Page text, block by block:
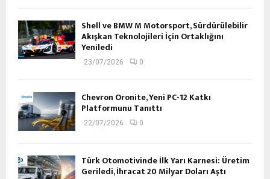
Shell ve BMW M Motorsport, Sürdürülebilir
Akışkan Teknolojileri İçin Ortaklığını
Yeniledi
23/07/2026 0
Chevron Oronite, Yeni PC-12 Katkı
Platformunu Tanıttı
22/07/2026 0
Türk Otomotivinde İlk Yarı Karnesi: Üretim
Geriledi, İhracat 20 Milyar Doları Aştı